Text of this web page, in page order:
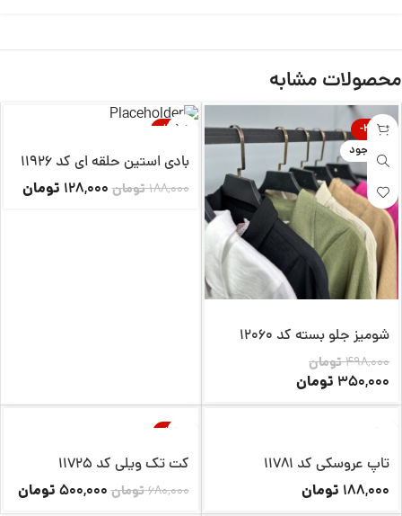
محصولات مشابه
-30%
ناموجود
شومیز جلو بسته کد 12060
498,000تومان
350,000 تومان
-32%
بادی استین حلقه ای کد 11926
188,000تومان128,000 تومان
ناموجود
تاپ عروسکی کد 11781
188,000 تومان
-26%
ناموجود
کت تک ویلی کد 11725
680,000تومان500,000 تومان